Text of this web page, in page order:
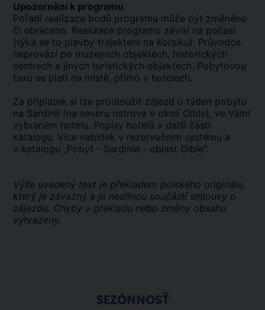
Upozornění k programu
Pořadí realizace bodů programu může být změněno
či obráceno. Realizace programu závisí na počasí
(týká se to plavby trajektem na Korsiku). Průvodce
neprovází po muzejních objektech, historických
centrech a jiných turistických objektech. Pobytovou
taxu se platí na místě, přímo v hotelech.
Za příplatek si lze prodloužit zájezd o týden pobytu
na Sardinii (na severu ostrova v okolí Olbie), ve Vámi
vybraném hotelu. Popisy hotelů v další části
katalogu. Více nabídek v rezervačním systému a
v katalogu „Pobyt - Sardinie - oblast Olbie“.
Výše uvedený text je překladem polského originálu,
který je závazný a je nedílnou součástí smlouvy o
zájezdu. Chyby v překladu nebo změny obsahu
vyhrazeny.
SEZÓNNOSŤ